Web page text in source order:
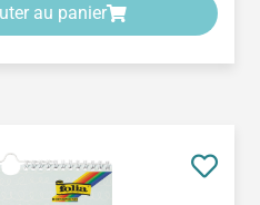
au panier